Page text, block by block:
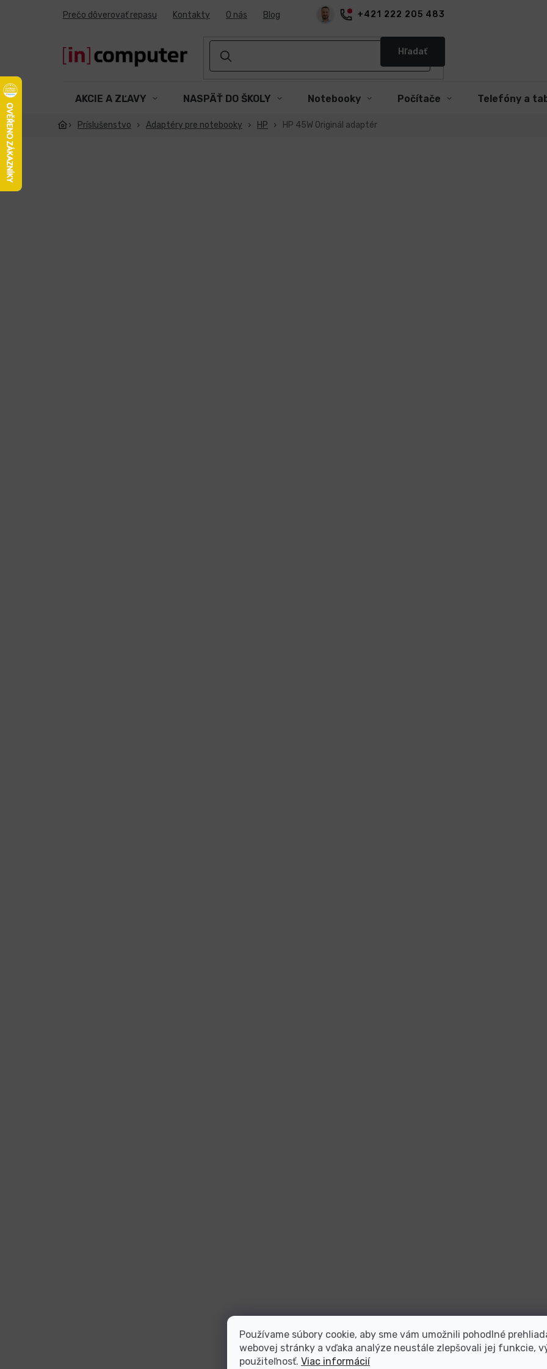
Používame súbory cookie, aby sme vám umožnili pohodlné
webovej stránky a vďaka analýze neustále zlepšovali jej funkcie,
použiteľnosť. Viac informácií
+421 222 205 483
Prečo dôverovať repasu Kontakty O nás Blog
Hľadať
AKCIE A ZĽAVY NASPÄŤ DO ŠKOLY Notebooky Počítače Telefóny a
Príslušenstvo Adaptéry pre notebooky HP HP 45W Originál adaptér